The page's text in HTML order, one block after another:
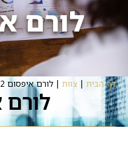
לורם
דף הבית | צוות | לורם איפסום 2
לורם